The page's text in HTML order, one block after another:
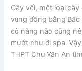
Cây vối, một loại
vùng đồng bằng Bắc
cô nàng nào cũng
mướt như đi spa. Vậy
THPT Chu Văn An